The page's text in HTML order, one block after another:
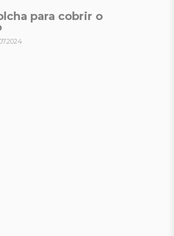
para cobrir o